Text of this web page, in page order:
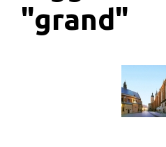
"grand"